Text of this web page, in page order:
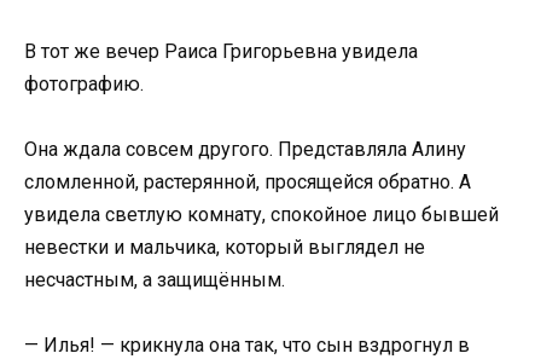
В тот же вечер Раиса Григорьевна увидела
фотографию.
Она ждала совсем другого. Представляла Алину
сломленной, растерянной, просящейся обратно. А
увидела светлую комнату, спокойное лицо бывшей
невестки и мальчика, который выглядел не
несчастным, а защищённым.
— Илья! — крикнула она так, что сын вздрогнул в